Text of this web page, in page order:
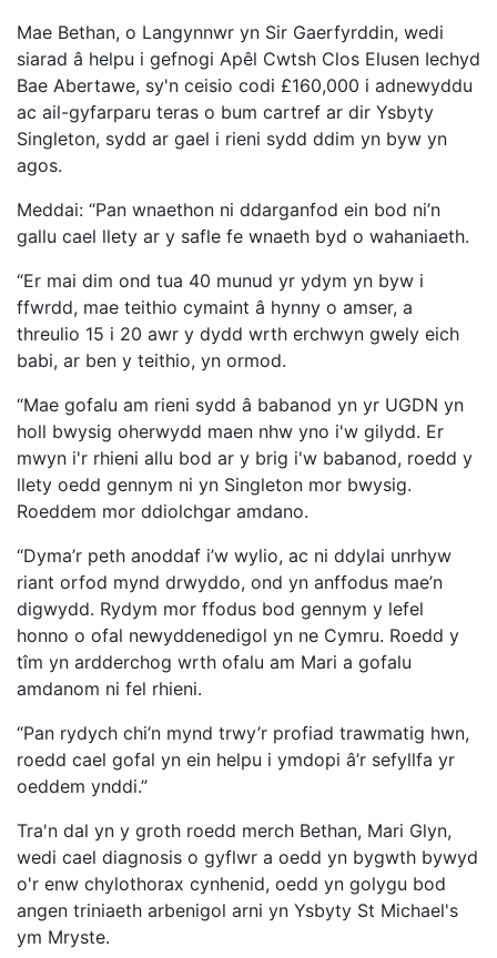
Mae Bethan, o Langynnwr yn Sir Gaerfyrddin, wedi
siarad â helpu i gefnogi Apêl Cwtsh Clos Elusen Iechyd
Bae Abertawe, sy'n ceisio codi £160,000 i adnewyddu
ac ail-gyfarparu teras o bum cartref ar dir Ysbyty
Singleton, sydd ar gael i rieni sydd ddim yn byw yn
agos.
Meddai: “Pan wnaethon ni ddarganfod ein bod ni’n
gallu cael llety ar y safle fe wnaeth byd o wahaniaeth.
“Er mai dim ond tua 40 munud yr ydym yn byw i
ffwrdd, mae teithio cymaint â hynny o amser, a
threulio 15 i 20 awr y dydd wrth erchwyn gwely eich
babi, ar ben y teithio, yn ormod.
“Mae gofalu am rieni sydd â babanod yn yr UGDN yn
holl bwysig oherwydd maen nhw yno i'w gilydd. Er
mwyn i'r rhieni allu bod ar y brig i'w babanod, roedd y
llety oedd gennym ni yn Singleton mor bwysig.
Roeddem mor ddiolchgar amdano.
“Dyma’r peth anoddaf i’w wylio, ac ni ddylai unrhyw
riant orfod mynd drwyddo, ond yn anffodus mae’n
digwydd. Rydym mor ffodus bod gennym y lefel
honno o ofal newyddenedigol yn ne Cymru. Roedd y
tîm yn ardderchog wrth ofalu am Mari a gofalu
amdanom ni fel rhieni.
“Pan rydych chi’n mynd trwy’r profiad trawmatig hwn,
roedd cael gofal yn ein helpu i ymdopi â’r sefyllfa yr
oeddem ynddi.”
Tra'n dal yn y groth roedd merch Bethan, Mari Glyn,
wedi cael diagnosis o gyflwr a oedd yn bygwth bywyd
o'r enw chylothorax cynhenid, oedd yn golygu bod
angen triniaeth arbenigol arni yn Ysbyty St Michael's
ym Mryste.